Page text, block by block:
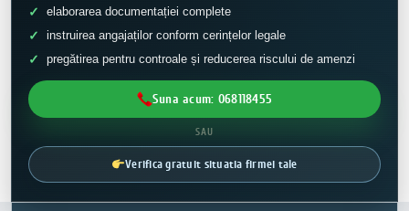
elaborarea documentației complete
instruirea angajaților conform cerințelor legale
pregătirea pentru controale și reducerea riscului de amenzi
Suna acum: 068118455
SAU
Verifica gratuit situatia firmei tale